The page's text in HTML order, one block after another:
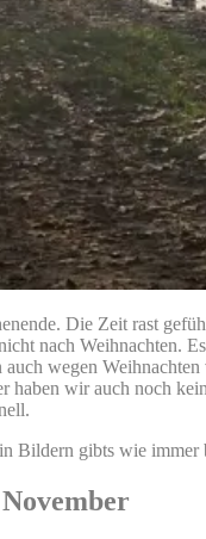
Die Zeit rast
nach Weihnachten.
auch wegen
haben wir auch noch
Bildern gibts wie immer